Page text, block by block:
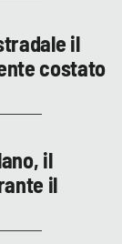
il
costato
il
il